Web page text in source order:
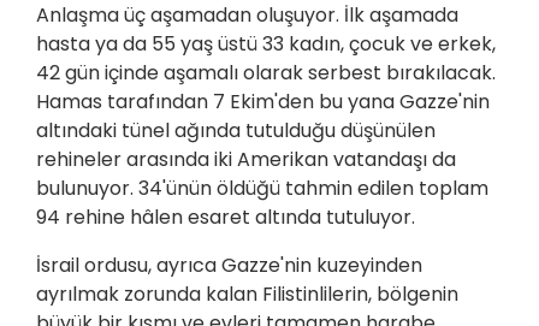
Anlaşma üç aşamadan oluşuyor. İlk aşamada
hasta ya da 55 yaş üstü 33 kadın, çocuk ve erkek,
42 gün içinde aşamalı olarak serbest bırakılacak.
Hamas tarafından 7 Ekim'den bu yana Gazze'nin
altındaki tünel ağında tutulduğu düşünülen
rehineler arasında iki Amerikan vatandaşı da
bulunuyor. 34'ünün öldüğü tahmin edilen toplam
94 rehine hâlen esaret altında tutuluyor.
İsrail ordusu, ayrıca Gazze'nin kuzeyinden
ayrılmak zorunda kalan Filistinlilerin, bölgenin